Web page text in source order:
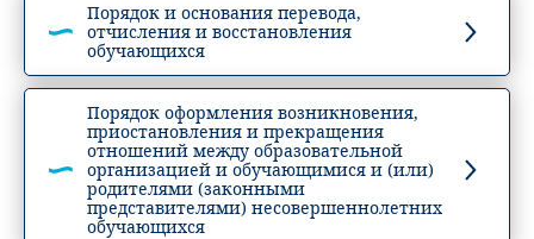
Порядок и основания перевода,
отчисления и восстановления
обучающихся
Порядок оформления возникновения,
приостановления и прекращения
отношений между образовательной
организацией и обучающимися и (или)
родителями (законными
представителями) несовершеннолетних
обучающихся